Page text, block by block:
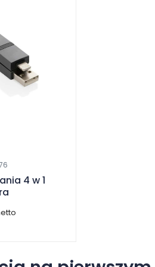
4 w 1